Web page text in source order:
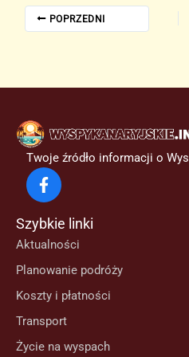
POPRZEDNI
Twoje źródło informacji o
Szybkie linki
Aktualności
Planowanie podróży
Koszty i płatności
Transport
Życie na wyspach